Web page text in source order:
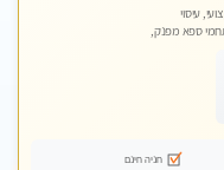
עיסוי
ספא מפנק,
חניה חינם